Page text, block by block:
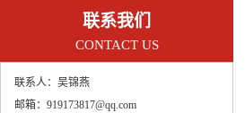
联系我们
CONTACT US
联系人： 吴锦燕
邮箱： 919173817@qq.com